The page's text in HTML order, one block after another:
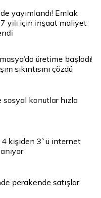
yayımlandı! Emlak
yılı için inşaat maliyet
üretime başladı!
sıkıntısını çözdü
konutlar hızla
kişiden 3`ü internet
perakende satışlar